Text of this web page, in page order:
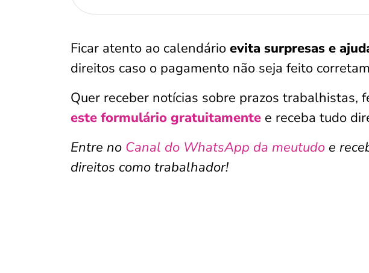
Ficar atento ao calendário evita surpresas e
direitos caso o pagamento não seja feito
Quer receber notícias sobre prazos trabalhistas,
este formulário gratuitamente e receba tudo
Entre no Canal do WhatsApp da meutudo e
direitos como trabalhador!